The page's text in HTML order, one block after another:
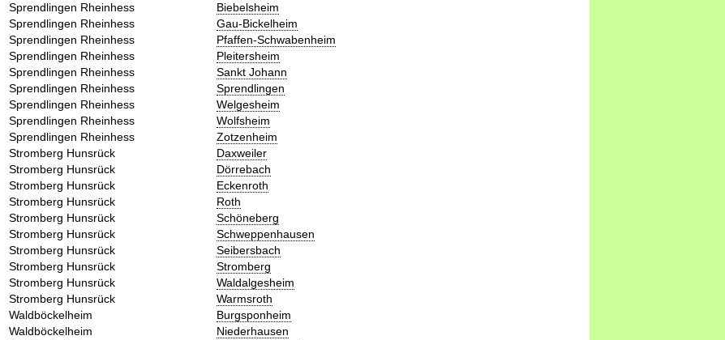
Sprendlingen Rheinhess
Biebelsheim
Sprendlingen Rheinhess
Gau-Bickelheim
Sprendlingen Rheinhess
Pfaffen-Schwabenheim
Sprendlingen Rheinhess
Pleitersheim
Sprendlingen Rheinhess
Sankt Johann
Sprendlingen Rheinhess
Sprendlingen
Sprendlingen Rheinhess
Welgesheim
Sprendlingen Rheinhess
Wolfsheim
Sprendlingen Rheinhess
Zotzenheim
Stromberg Hunsrück
Daxweiler
Stromberg Hunsrück
Dörrebach
Stromberg Hunsrück
Eckenroth
Stromberg Hunsrück
Roth
Stromberg Hunsrück
Schöneberg
Stromberg Hunsrück
Schweppenhausen
Stromberg Hunsrück
Seibersbach
Stromberg Hunsrück
Stromberg
Stromberg Hunsrück
Waldalgesheim
Stromberg Hunsrück
Warmsroth
Waldböckelheim
Burgsponheim
Waldböckelheim
Niederhausen